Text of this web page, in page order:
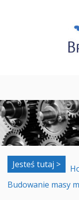
Jesteś tutaj >
Budowanie masy